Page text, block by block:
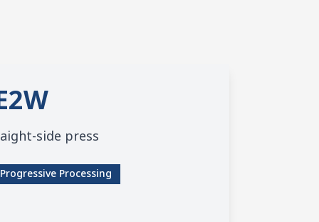
side press
Progressive Processing